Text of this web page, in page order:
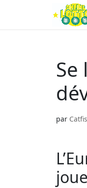
Se
par